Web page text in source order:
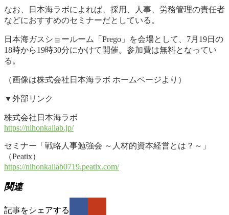
なお、日本海ラボによれば、採用、人事、労務管理の責任者
などにおすすめのセミナーだとしている。
日本海ガスショールーム「Prego」を会場として、7月19日の
18時から19時30分にかけて開催。参加費は無料となってい
る。
（画像は株式会社日本海ラボ ホームページより）
▼外部リンク
株式会社日本海ラボ
https://nihonkailab.jp/
セミナー「戦略人事勉強会 ～人材的資本経営とは？～」
（Peatix）
https://nihonkailab0719.peatix.com/
関連
記事をシェアする